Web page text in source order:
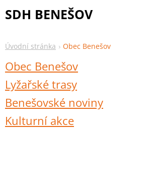
SDH BENEŠOV
Úvodní stránka Obec Benešov
Obec Benešov
Lyžařské trasy
Benešovské noviny
Kulturní akce